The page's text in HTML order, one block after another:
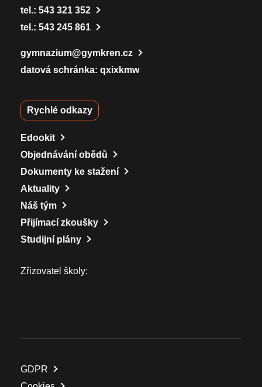
tel.: 543 321 352
tel.: 543 245 861
gymnazium@gymkren.cz
datová schránka: qxixkmw
Rychlé odkazy
Edookit
Objednávání obědů
Dokumenty ke stažení
Aktuality
Náš tým
Přijímací zkoušky
Studijní plány
Zřizovatel školy:
GDPR